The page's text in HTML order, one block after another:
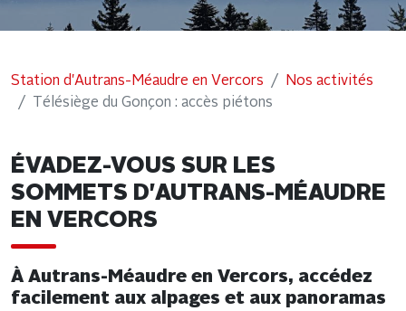
Station d'Autrans-Méaudre en Vercors
Nos activités
Télésiège du Gonçon : accès piétons
ÉVADEZ-VOUS SUR LES
SOMMETS D'AUTRANS-MÉAUDRE
EN VERCORS
À Autrans-Méaudre en Vercors, accédez
facilement aux alpages et aux panoramas